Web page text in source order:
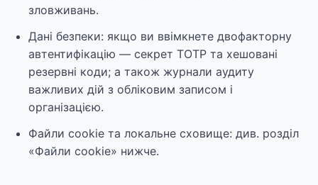
зловживань.
Дані безпеки: якщо ви ввімкнете двофакторну
автентифікацію — секрет TOTP та хешовані
резервні коди; а також журнали аудиту
важливих дій з обліковим записом і
організацією.
Файли cookie та локальне сховище: див. розділ
«Файли cookie» нижче.